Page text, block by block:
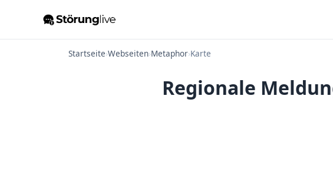
Startseite›Webseiten›Metaphor›Karte
Regionale